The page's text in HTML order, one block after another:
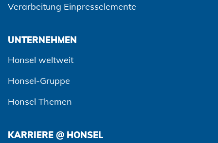
Verarbeitung Einpresselemente
UNTERNEHMEN
Honsel weltweit
Honsel-Gruppe
Honsel Themen
KARRIERE @ HONSEL